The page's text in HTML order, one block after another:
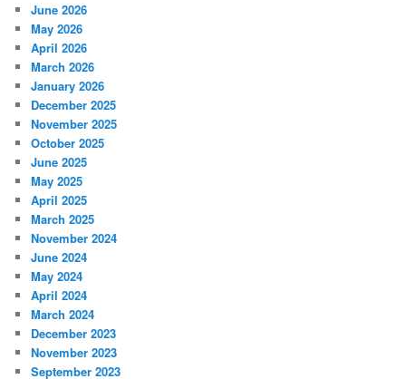
June 2026
May 2026
April 2026
March 2026
January 2026
December 2025
November 2025
October 2025
June 2025
May 2025
April 2025
March 2025
November 2024
June 2024
May 2024
April 2024
March 2024
December 2023
November 2023
September 2023